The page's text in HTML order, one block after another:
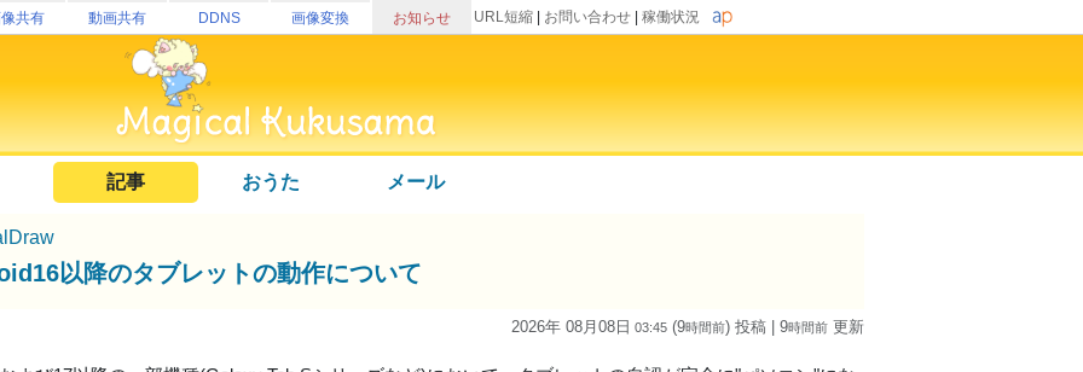
共有 動画共有 DDNS 画像変換 お知らせ URL短縮 お問い合わせ 稼働状況
記事 おうた メール
以降のタブレットの動作について
2026年 08月08日 03:45 (9時間前) 投稿 | 9時間前 更新